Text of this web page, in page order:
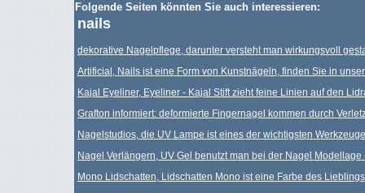
Folgende Seiten könnten Sie auch interessieren:
nails
dekorative Nagelpflege, darunter versteht man wirkungsvoll
Artificial, Nails ist eine Form von Kunstnägeln, finden Sie in
Kajal Eyeliner, Eyeliner - Kajal Stift zieht feine Linien auf den
Grafton informiert: deformierte Fingernagel kommen durch
Nagelstudios, die UV Lampe ist eines der wichtigsten
Nagel Verlängern, UV Gel benutzt man bei der Nagel
Mono Lidschatten, Lidschatten Mono ist eine Farbe des